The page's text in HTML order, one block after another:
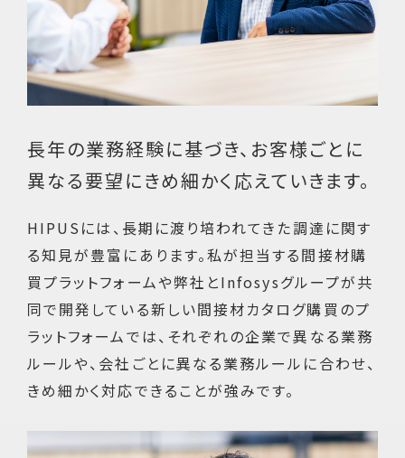
長年の業務経験に基づき、お客様ごとに
異なる要望にきめ細かく応えていきます。
HIPUSには、長期に渡り培われてきた調達に関す
る知見が豊富にあります。私が担当する間接材購
買プラットフォームや弊社とInfosysグループが共
同で開発している新しい間接材カタログ購買のプ
ラットフォームでは、それぞれの企業で異なる業務
ルールや、会社ごとに異なる業務ルールに合わせ、
きめ細かく対応できることが強みです。